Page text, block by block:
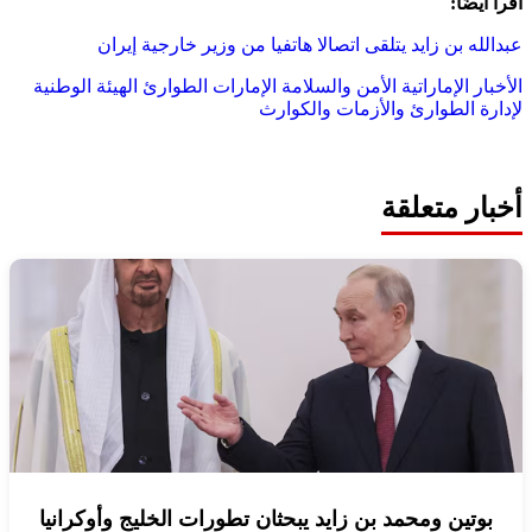
عبدالله بن زايد يتلقى اتصالا هاتفيا من وزير خارجية إيران
الأخبار الإماراتية الأمن والسلامة الإمارات الطوارئ الهيئة الوطنية
لإدارة الطوارئ والأزمات والكوارث
أخبار متعلقة
بوتين ومحمد بن زايد يبحثان تطورات الخليج وأوكرانيا